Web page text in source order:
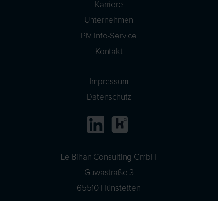
Le Bihan Consulting GmbH
Guwastraße 3
65510 Hünstetten
Karriere
Unternehmen
PM Info-Service
Kontakt
Impressum
Datenschutz